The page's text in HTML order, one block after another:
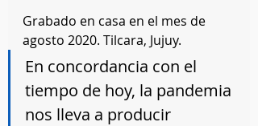
Grabado en casa en el mes de
agosto 2020. Tilcara, Jujuy.
En concordancia con el
tiempo de hoy, la pandemia
nos lleva a producir